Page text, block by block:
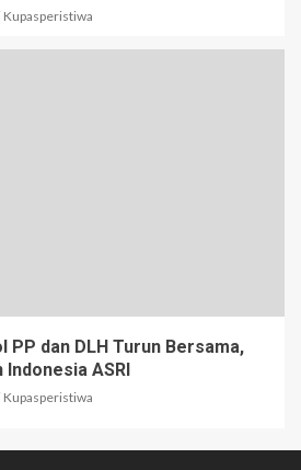
Kupasperistiwa
PP dan DLH Turun Bersama,
Indonesia ASRI
Kupasperistiwa